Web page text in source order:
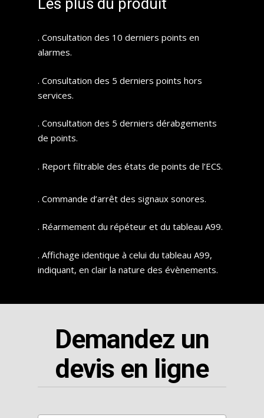
Les plus du produit
. Consultation des 10 derniers points en
alarmes.
. Consultation des 5 derniers points hors
services.
. Consultation des 5 derniers dérabgements
de points.
. Report filtrable des états de points de l’ECS.
. Commande d’arrêt des signaux sonores.
. Réarmement du répéteur et du tableau A99.
. Affichage identique à celui du tableau A99,
indiquant, en clair la nature des évènements.
Demandez un
devis en ligne